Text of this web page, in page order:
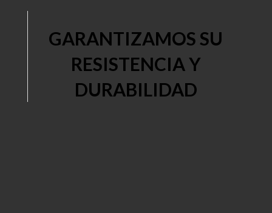
GARANTIZAMOS SU
RESISTENCIA Y
DURABILIDAD